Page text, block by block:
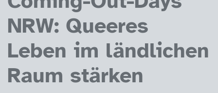
NRW: Queeres
Leben im ländlichen
Raum stärken